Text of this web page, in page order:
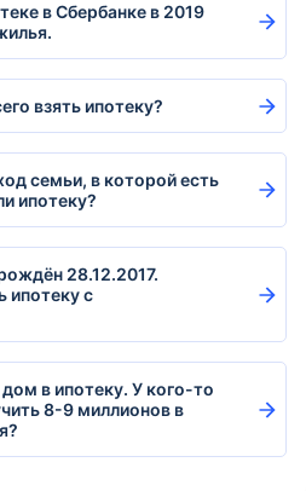
в Сбербанке в 2019
взять ипотеку?
семьи, в которой есть
ипотеку?
28.12.2017.
ипотеку с
в ипотеку. У кого-то
8-9 миллионов в